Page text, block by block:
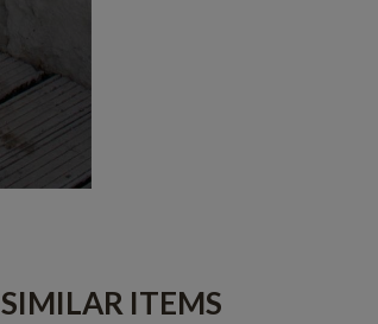
SIMILAR ITEMS